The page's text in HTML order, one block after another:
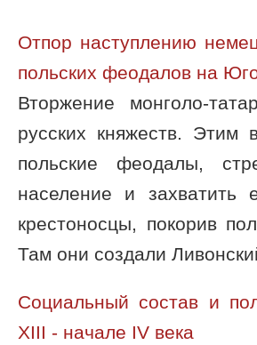
Отпор наступлению
польских феодалов на
Вторжение монголо-
русских княжеств. Этим
польские феодалы,
население и захватить
крестоносцы, покорив
Там они создали
Социальный состав и
XIII - начале IV века